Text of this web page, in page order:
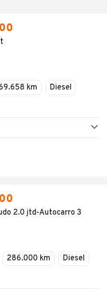
km
Diesel
2.0 jtd-Autocarro 3
286.000 km
Diesel